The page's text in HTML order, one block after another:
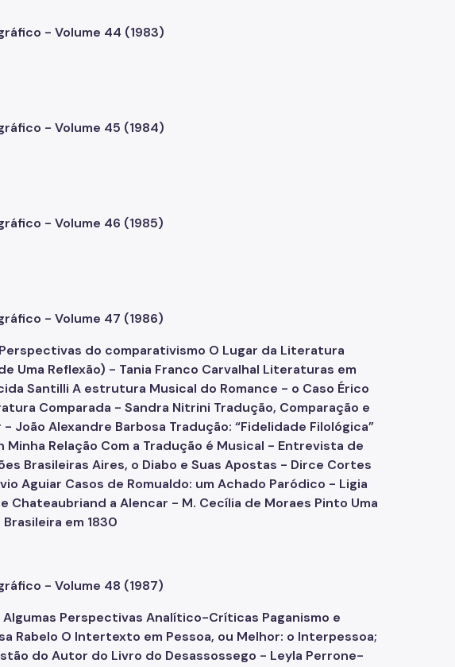
- Volume 44 (1983)
- Volume 45 (1984)
- Volume 46 (1985)
- Volume 47 (1986)
- Volume 48 (1987)